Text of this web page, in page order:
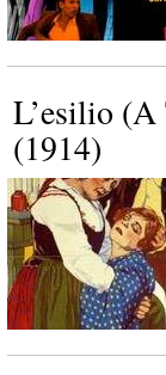
L’esilio
(1914)